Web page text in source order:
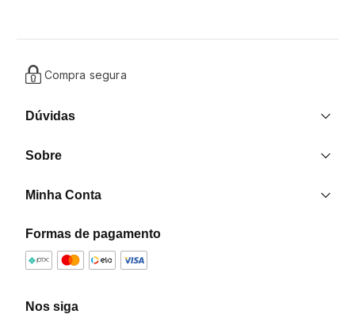
Compra segura
Dúvidas
Contato
Sobre
Formas de pagamento
Política de Privacidade
Minha Conta
Meus Pedidos
Formas de pagamento
Nos siga